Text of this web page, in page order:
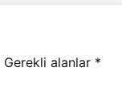
Gerekli alanlar *